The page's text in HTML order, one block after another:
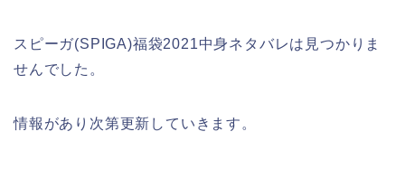
スピーガ(SPIGA)福袋2021中身ネタバレは見つかりま
せんでした。
情報があり次第更新していきます。